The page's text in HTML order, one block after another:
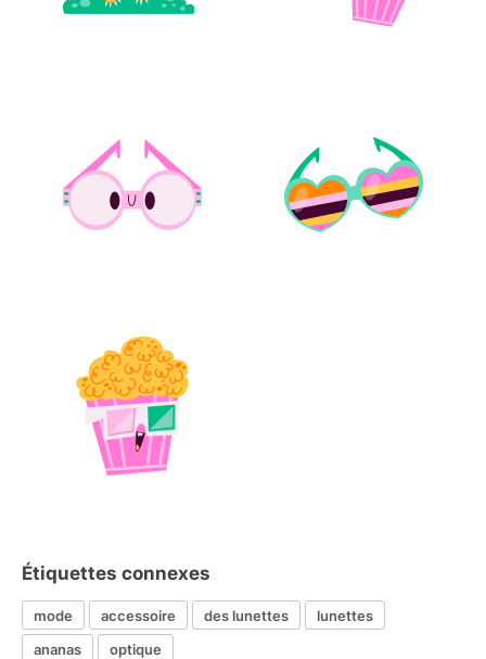
Étiquettes connexes
mode accessoire des lunettes
lunettes
ananas
optique